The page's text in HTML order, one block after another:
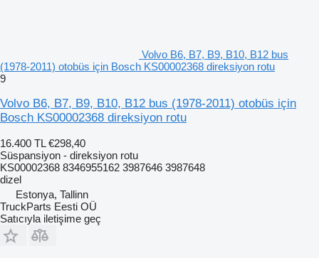
Volvo B6, B7, B9, B10, B12 bus
(1978-2011) otobüs için Bosch KS00002368 direksiyon rotu
9
Volvo B6, B7, B9, B10, B12 bus (1978-2011) otobüs için
Bosch KS00002368 direksiyon rotu
16.400 TL €298,40
Süspansiyon - direksiyon rotu
KS00002368 8346955162 3987646 3987648
dizel
Estonya, Tallinn
TruckParts Eesti OÜ
Satıcıyla iletişime geç